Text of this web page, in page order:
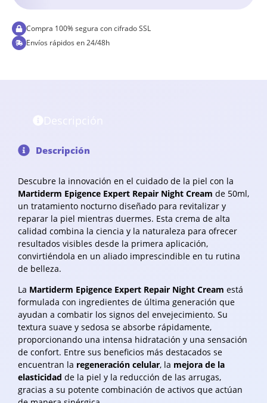
Compra 100% segura con cifrado SSL
Envíos rápidos en 24/48h
Descripción
Descubre la innovación en el cuidado de la piel con la
Martiderm Epigence Expert Repair Night Cream de 50ml,
un tratamiento nocturno diseñado para revitalizar y
reparar la piel mientras duermes. Esta crema de alta
calidad combina la ciencia y la naturaleza para ofrecer
resultados visibles desde la primera aplicación,
convirtiéndola en un aliado imprescindible en tu rutina
de belleza.
La Martiderm Epigence Expert Repair Night Cream está
formulada con ingredientes de última generación que
ayudan a combatir los signos del envejecimiento. Su
textura suave y sedosa se absorbe rápidamente,
proporcionando una intensa hidratación y una sensación
de confort. Entre sus beneficios más destacados se
encuentran la regeneración celular, la mejora de la
elasticidad de la piel y la reducción de las arrugas,
gracias a su potente combinación de activos que actúan